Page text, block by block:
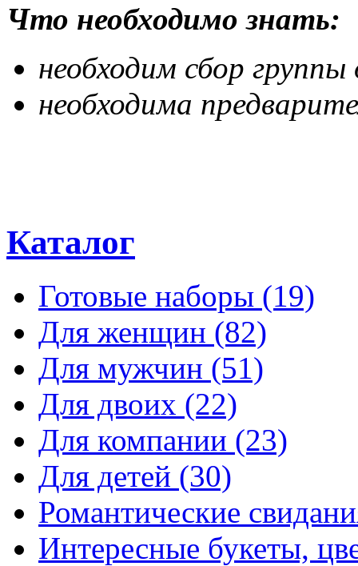
Что необходимо знать:
необходим сбор
необходима
Каталог
Готовые наборы (19)
Для женщин (82)
Для мужчин (51)
Для двоих (22)
Для компании (23)
Для детей (30)
Романтические
Интересные букеты,